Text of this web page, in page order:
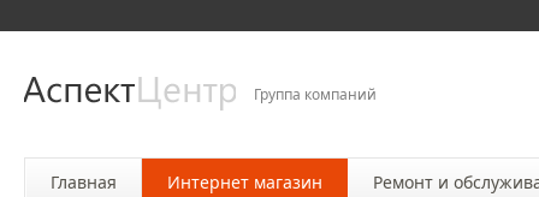
Группа компаний
Главная Интернет магазин Ремонт и